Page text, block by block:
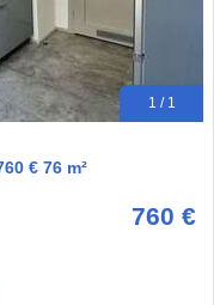
1 / 1
€ 76 m²
760 €